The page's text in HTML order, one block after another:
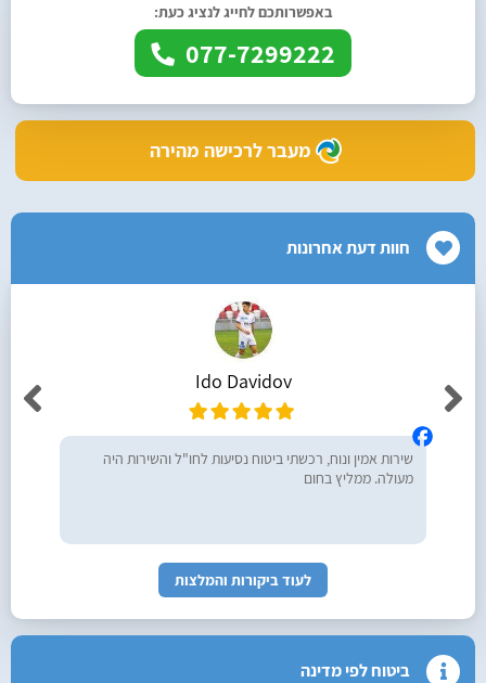
באפשרותכם לחייג לנציג כעת:
077-7299222
מעבר לרכישה מהירה
חוות דעת אחרונות
Ido Davidov
שירות אמין ונוח, רכשתי ביטוח נסיעות לחו"ל והשירות היה
מעולה. ממליץ בחום
לעוד ביקורות והמלצות
ביטוח לפי מדינה